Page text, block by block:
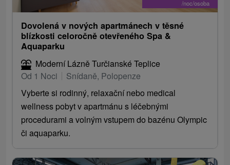
/noc/osoba
Dovolená v nových apartmánech v těsné
blízkosti celoročně otevřeného Spa &
Aquaparku
Moderní Lázně Turčianské Teplice
Od 1 Noci
Snídaně, Polopenze
Vyberte si rodinný, relaxační nebo medical
wellness pobyt v apartmánu s léčebnými
procedurami a volným vstupem do bazénu Olympic
či aquaparku.